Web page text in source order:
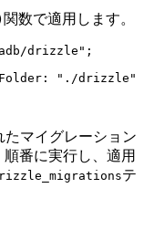
関数で適用します。
drizzle" ;
" ./drizzle "
たマイグレーション
番に実行し、適用
テ